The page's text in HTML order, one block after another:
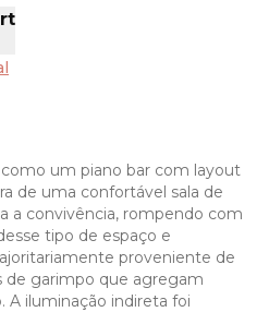
um piano bar com layout
de uma confortável sala de
a convivência, rompendo com
tipo de espaço e
proveniente de
de garimpo que agregam
A iluminação indireta foi